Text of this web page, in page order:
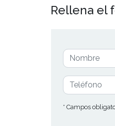
Rellena el
* Campos